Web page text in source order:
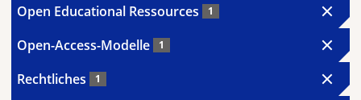
Open Educational Ressources 1
Open-Access-Modelle 1
Rechtliches 1